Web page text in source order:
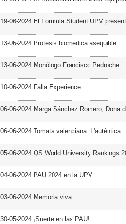
19-06-2024 El Formula Student UPV
13-06-2024 Prótesis biomédica asequible
13-06-2024 Monólogo Francisco Pedroche
10-06-2024 Falla Experience
06-06-2024 Marga Sánchez Romero, Dona
06-06-2024 Tomata valenciana. L'autèntica
05-06-2024 QS World University Rankings
04-06-2024 PAU 2024 en la UPV
03-06-2024 Memoria viva
30-05-2024 ¡Suerte en las PAU!